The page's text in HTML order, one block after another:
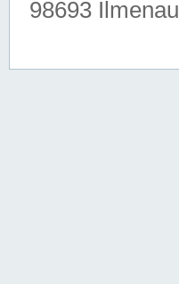
98693 Ilmenau